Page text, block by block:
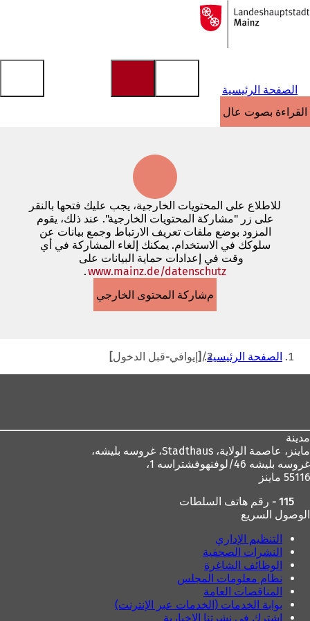
الانتقال إلى المحتوى
إلى
الصفحة
الصفحة الرئيسية
القراءة بصوت عالٍ
للاطلاع على المحتويات الخارجية، يجب عليك فتحها بالنقر
على زر "مشاركة المحتويات الخارجية". عند ذلك، يقوم
المزود بوضع ملفات تعريف الارتباط وجمع بيانات عن
سلوكك في الاستخدام. يمكنك إلغاء المشاركة في أي
وقت في إعدادات حماية البيانات على
www.mainz.de/datenschutz(يفتح.
مشاركة المحتوى الخارجي
أنت الصفحة الرئيسية [إيوافي-قبل الدخول]
مدينة
ماينز، عاصمة الولاية،
غروسه بليشه 46/لوفنهوفشتراسه 1،
55116 ماينز
115 - رقم هاتف السلطات
الوصول السريع
التنظيم الإداري
النشرات الصحفية
الوظائف الشاغرة
نظام معلومات المجلس
المناقصات العامة
بوابة الخدمات (الخدمات عبر الإنترنت)
اشترك في نشرتنا الإخبارية